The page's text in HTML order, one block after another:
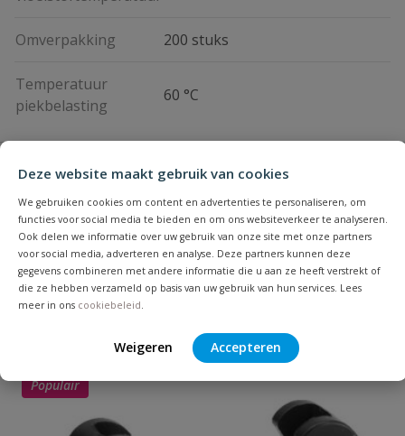
Deze website maakt gebruik van cookies
We gebruiken cookies om content en advertenties te personaliseren, om
functies voor social media te bieden en om ons websiteverkeer te analyseren.
Ook delen we informatie over uw gebruik van onze site met onze partners
voor social media, adverteren en analyse. Deze partners kunnen deze
gegevens combineren met andere informatie die u aan ze heeft verstrekt of
die ze hebben verzameld op basis van uw gebruik van hun services. Lees
meer in ons cookiebeleid.
Weigeren Accepteren
Omverpakking 200 stuks
Temperatuur
piekbelasting
60 °C
Vraag en antwoord
Geen vragen
Heb je zelf ook een vraag over
dit product?
Stel jouw
vraag
Beoordelingen
Schrijf zelf een beoordeling
VDL tyleenkoppeling buitendraad
20 mm x 1/2''
Uw waardering:
Bijpassende producten
Populair